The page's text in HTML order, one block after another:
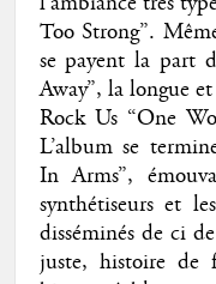
Too Strong”.
se payent la part
Away”, la longue
Rock Us “One
L’album se
In Arms”,
synthétiseurs et
disséminés de ci
juste, histoire de